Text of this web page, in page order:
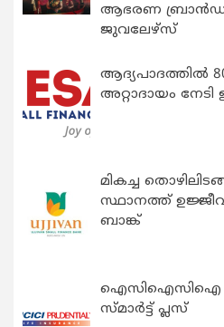
ആഭരണ
ജുവലേഴ്‌സ്
ആദ്യപാദത്തിൽ
അറ്റാദായം
മികച്ച
സ്ഥാനത്ത്
ബാങ്ക്
ഐസിഐസിഐ
സ്മാർട്ട് പ്ലസ്